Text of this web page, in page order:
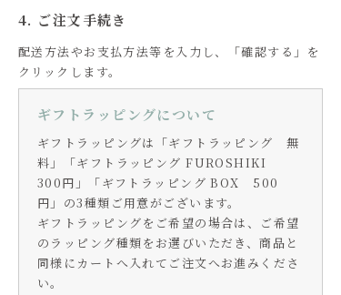
4. ご注文手続き
配送方法やお支払方法等を入力し、「確認する」を
クリックします。
ギフトラッピングについて
ギフトラッピングは「ギフトラッピング 無
料」「ギフトラッピング FUROSHIKI
300円」「ギフトラッピング BOX 500
円」の3種類ご用意がございます。
ギフトラッピングをご希望の場合は、ご希望
のラッピング種類をお選びいただき、商品と
同様にカートへ入れてご注文へお進みくださ
い。